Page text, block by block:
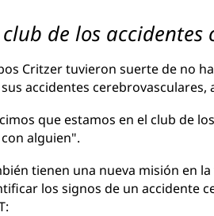
club de los accidentes
Critzer tuvieron suerte de no
accidentes
que estamos en el club de
alguien".
tienen una nueva misión en
los signos de un accidente